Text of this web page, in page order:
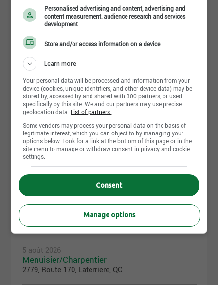
de leur spécialité respective.
Partager cette page
Offres d'emploi 7
5 août 2026
Menuisier/Charpentier
2779, Route 170, Laterriere, QC
Personalised advertising and content, advertising and
content measurement, audience research and services
development
Store and/or access information on a device
Learn more
Your personal data will be processed and information from your
device (cookies, unique identifiers, and other device data) may be
stored by, accessed by and shared with 300 partners, or used
specifically by this site. We and our partners may use precise
geolocation data. List of partners.
Some vendors may process your personal data on the basis of
legitimate interest, which you can object to by managing your
options below. Look for a link at the bottom of this page or in the
site menu to manage or withdraw consent in privacy and cookie
settings.
Consent
Manage options